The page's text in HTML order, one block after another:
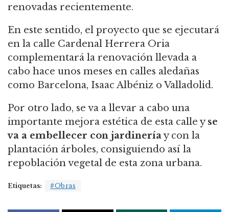
renovadas recientemente.
En este sentido, el proyecto que se ejecutará
en la calle Cardenal Herrera Oria
complementará la renovación llevada a
cabo hace unos meses en calles aledañas
como Barcelona, Isaac Albéniz o Valladolid.
Por otro lado, se va a llevar a cabo una
importante mejora estética de esta calle yse
va a embellecer con jardineríay con la
plantación árboles, consiguiendo así la
repoblación vegetal de esta zona urbana.
Etiquetas: #Obras